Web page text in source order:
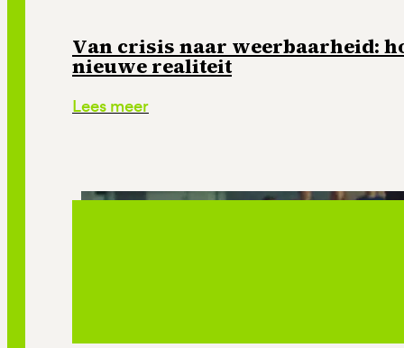
Van crisis naar weerbaarheid:
nieuwe realiteit
Lees meer